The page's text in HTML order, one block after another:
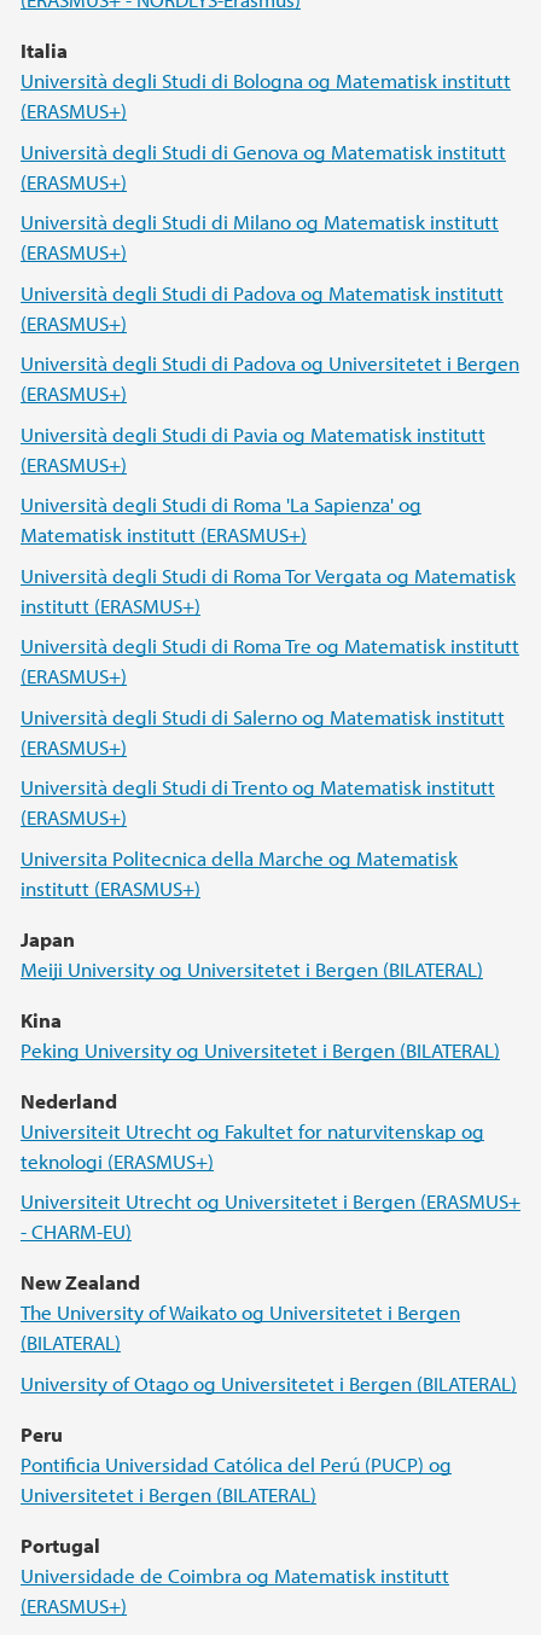
Italia
Università degli Studi di Bologna og Matematisk institutt
(ERASMUS+)
Università degli Studi di Genova og Matematisk institutt
(ERASMUS+)
Università degli Studi di Milano og Matematisk institutt
(ERASMUS+)
Università degli Studi di Padova og Matematisk institutt
(ERASMUS+)
Università degli Studi di Padova og Universitetet i Bergen
(ERASMUS+)
Università degli Studi di Pavia og Matematisk institutt
(ERASMUS+)
Università degli Studi di Roma 'La Sapienza' og
Matematisk institutt (ERASMUS+)
Università degli Studi di Roma Tor Vergata og Matematisk
institutt (ERASMUS+)
Università degli Studi di Roma Tre og Matematisk institutt
(ERASMUS+)
Università degli Studi di Salerno og Matematisk institutt
(ERASMUS+)
Università degli Studi di Trento og Matematisk institutt
(ERASMUS+)
Universita Politecnica della Marche og Matematisk
institutt (ERASMUS+)
Japan
Meiji University og Universitetet i Bergen (BILATERAL)
Kina
Peking University og Universitetet i Bergen (BILATERAL)
Nederland
Universiteit Utrecht og Fakultet for naturvitenskap og
teknologi (ERASMUS+)
Universiteit Utrecht og Universitetet i Bergen (ERASMUS+
- CHARM-EU)
New Zealand
The University of Waikato og Universitetet i Bergen
(BILATERAL)
University of Otago og Universitetet i Bergen (BILATERAL)
Peru
Pontificia Universidad Católica del Perú (PUCP) og
Universitetet i Bergen (BILATERAL)
Portugal
Universidade de Coimbra og Matematisk institutt
(ERASMUS+)